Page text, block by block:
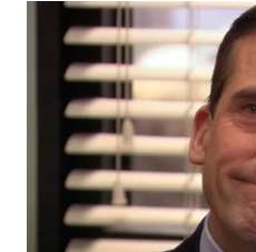
MALUT
WN
DAIRI
WN
DANAU